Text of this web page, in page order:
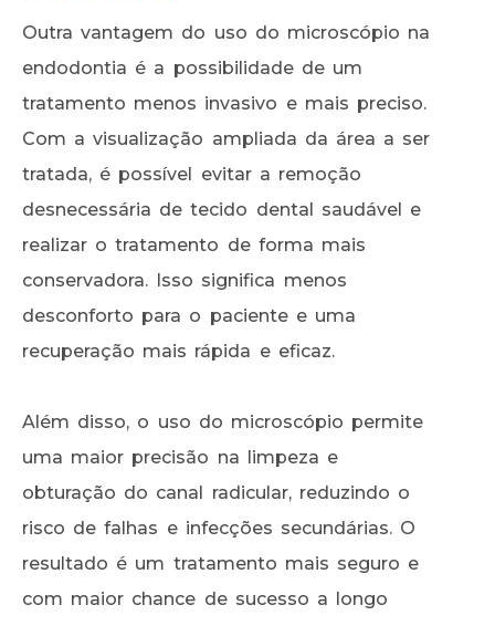
Outra vantagem do uso do microscópio na
endodontia é a possibilidade de um
tratamento menos invasivo e mais preciso.
Com a visualização ampliada da área a ser
tratada, é possível evitar a remoção
desnecessária de tecido dental saudável e
realizar o tratamento de forma mais
conservadora. Isso significa menos
desconforto para o paciente e uma
recuperação mais rápida e eficaz.
Além disso, o uso do microscópio permite
uma maior precisão na limpeza e
obturação do canal radicular, reduzindo o
risco de falhas e infecções secundárias. O
resultado é um tratamento mais seguro e
com maior chance de sucesso a longo